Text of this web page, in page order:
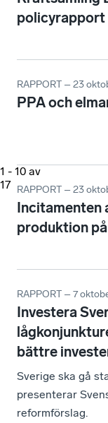
1 - 10 av
17
policyrapport
RAPPORT – 23
PPA och
RAPPORT – 23
Incitamenten
produktion
RAPPORT – 7
Investera
bättre
Sverige ska gå
presenterar
reformförslag.